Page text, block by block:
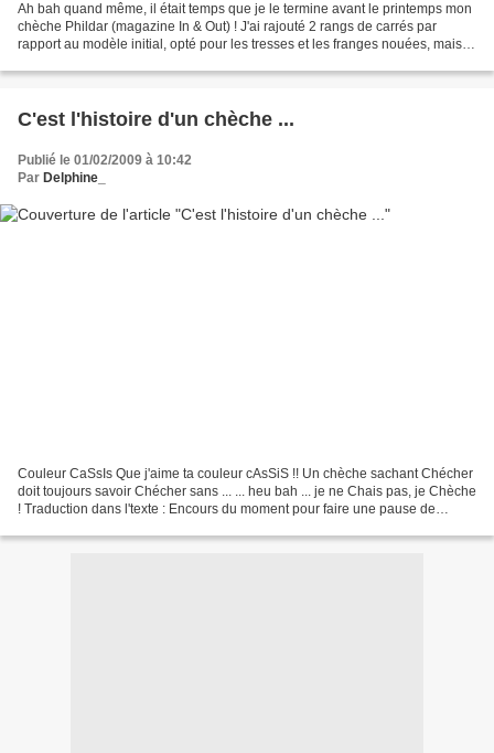
Ah bah quand même, il était temps que je le termine avant le printemps mon
chèche Phildar (magazine In & Out) ! J'ai rajouté 2 rangs de carrés par
rapport au modèle initial, opté pour les tresses et les franges nouées, mais
C'est l'histoire d'un chèche ...
Publié le 01/02/2009 à 10:42
Par Delphine_
Couleur CaSsIs Que j'aime ta couleur cAsSiS !! Un chèche sachant Chécher
doit toujours savoir Chécher sans ... ... heu bah ... je ne Chais pas, je Chèche
! Traduction dans l'texte : Encours du moment pour faire une pause de